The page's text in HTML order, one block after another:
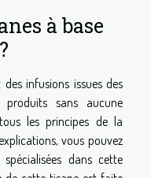
à base
infusions issues des
sans aucune
les principes de la
vous pouvez
dans cette